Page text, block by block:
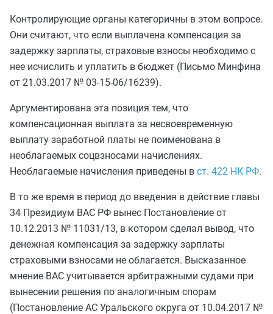
Контролирующие органы категоричны в этом вопросе.
Они считают, что если выплачена компенсация за
задержку зарплаты, страховые взносы необходимо с
нее исчислить и уплатить в бюджет (Письмо Минфина
от 21.03.2017 № 03-15-06/16239).
Аргументирована эта позиция тем, что
компенсационная выплата за несвоевременную
выплату заработной платы не поименована в
необлагаемых соцвзносами начислениях.
Необлагаемые начисления приведены в ст. 422 НК РФ.
В то же время в период до введения в действие главы
34 Президиум ВАС РФ вынес Постановление от
10.12.2013 № 11031/13, в котором сделал вывод, что
денежная компенсация за задержку зарплаты
страховыми взносами не облагается. Высказанное
мнение ВАС учитывается арбитражными судами при
вынесении решения по аналогичным спорам
(Постановление АС Уральского округа от 10.04.2017 №